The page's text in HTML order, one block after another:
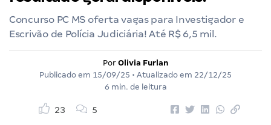
Concurso PC MS oferta vagas para Investigador e
Escrivão de Polícia Judiciária! Até R$ 6,5 mil.
Por Olivia Furlan
Publicado em 15/09/25 • Atualizado em 22/12/25
6 min. de leitura
23 5